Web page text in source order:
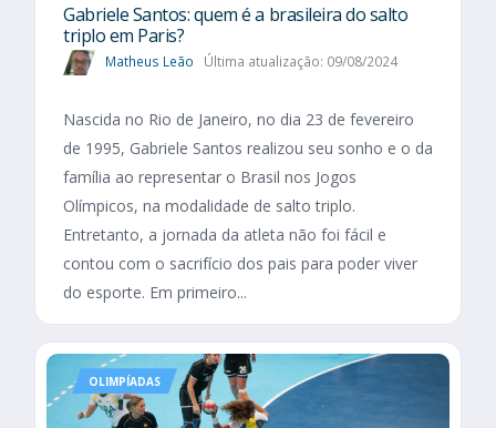
Gabriele Santos: quem é a brasileira do salto
triplo em Paris?
Matheus Leão Última atualização: 09/08/2024
Nascida no Rio de Janeiro, no dia 23 de fevereiro
de 1995, Gabriele Santos realizou seu sonho e o da
família ao representar o Brasil nos Jogos
Olímpicos, na modalidade de salto triplo.
Entretanto, a jornada da atleta não foi fácil e
contou com o sacrifício dos pais para poder viver
do esporte. Em primeiro...
OLIMPÍADAS